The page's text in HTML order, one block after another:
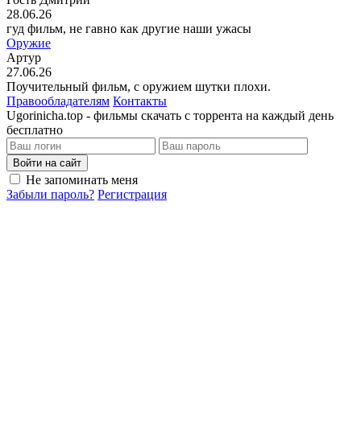
28.06.26
гуд фильм, не гавно как другие наши ужасы
Оружие
Артур
27.06.26
Поучительный фильм, с оружием шутки плохи.
Правообладателям Контакты
Ugorinicha.top - фильмы скачать с торрента на каждый день
бесплатно
Войти на сайт
Не запоминать меня
Забыли пароль? Регистрация